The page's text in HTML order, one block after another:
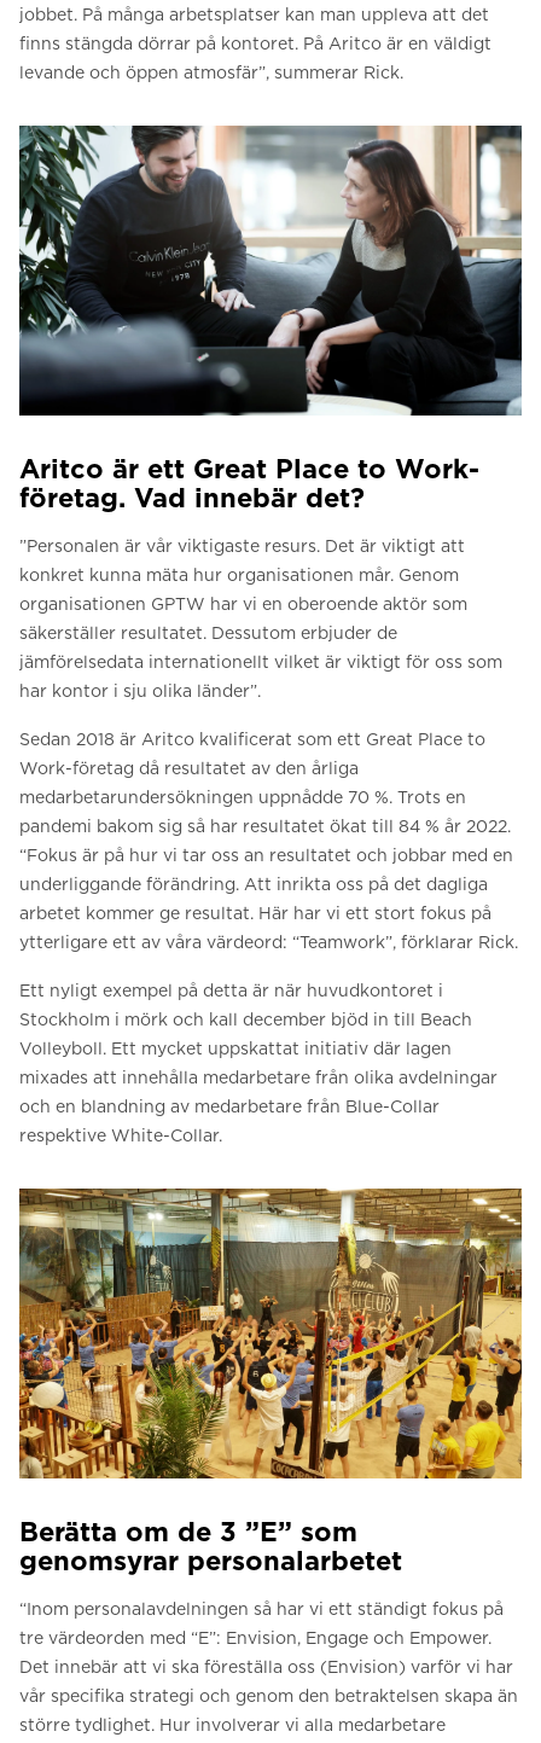
jobbet. På många arbetsplatser kan man uppleva att det
finns stängda dörrar på kontoret. På Aritco är en väldigt
levande och öppen atmosfär”, summerar Rick.
Aritco är ett Great Place to Work-
företag. Vad innebär det?
”Personalen är vår viktigaste resurs. Det är viktigt att
konkret kunna mäta hur organisationen mår. Genom
organisationen GPTW har vi en oberoende aktör som
säkerställer resultatet. Dessutom erbjuder de
jämförelsedata internationellt vilket är viktigt för oss som
har kontor i sju olika länder”.
Sedan 2018 är Aritco kvalificerat som ett Great Place to
Work-företag då resultatet av den årliga
medarbetarundersökningen uppnådde 70 %. Trots en
pandemi bakom sig så har resultatet ökat till 84 % år 2022.
“Fokus är på hur vi tar oss an resultatet och jobbar med en
underliggande förändring. Att inrikta oss på det dagliga
arbetet kommer ge resultat. Här har vi ett stort fokus på
ytterligare ett av våra värdeord: “Teamwork”, förklarar Rick.
Ett nyligt exempel på detta är när huvudkontoret i
Stockholm i mörk och kall december bjöd in till Beach
Volleyboll. Ett mycket uppskattat initiativ där lagen
mixades att innehålla medarbetare från olika avdelningar
och en blandning av medarbetare från Blue-Collar
respektive White-Collar.
Berätta om de 3 ”E” som
genomsyrar personalarbetet
“Inom personalavdelningen så har vi ett ständigt fokus på
tre värdeorden med “E”: Envision, Engage och Empower.
Det innebär att vi ska föreställa oss (Envision) varför vi har
vår specifika strategi och genom den betraktelsen skapa än
större tydlighet. Hur involverar vi alla medarbetare